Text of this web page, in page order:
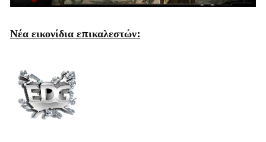
Νέα εικονίδια επικαλεστών: